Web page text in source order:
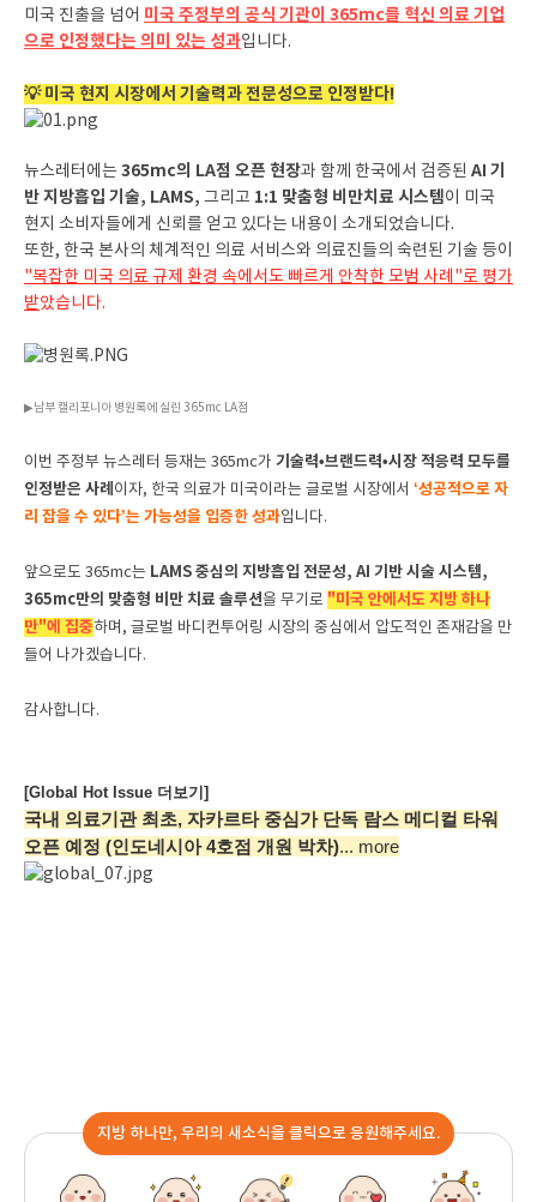
미국 진출을 넘어 미국 주정부의 공식 기관이 365mc를 혁신 의료 기업
으로 인정했다는 의미 있는 성과입니다.
💡 미국 현지 시장에서 기술력과 전문성으로 인정받다!
뉴스레터에는 365mc의 LA점 오픈 현장과 함께 한국에서 검증된 AI 기
반 지방흡입 기술, LAMS, 그리고 1:1 맞춤형 비만치료 시스템이 미국
현지 소비자들에게 신뢰를 얻고 있다는 내용이 소개되었습니다.
또한, 한국 본사의 체계적인 의료 서비스와 의료진들의 숙련된 기술 등이
"복잡한 미국 의료 규제 환경 속에서도 빠르게 안착한 모범 사례"로 평가
받았습니다.
▶남부 캘리포니아 병원록에 실린 365mc LA점
이번 주정부 뉴스레터 등재는 365mc가 기술력•브랜드력•시장 적응력 모두를
인정받은 사례 이자, 한국 의료가 미국이라는 글로벌 시장에서 ‘성공적으로 자
리 잡을 수 있다’는 가능성을 입증한 성과입니다.
앞으로도 365mc는 LAMS 중심의 지방흡입 전문성, AI 기반 시술 시스템,
365mc만의 맞춤형 비만 치료 솔루션을 무기로 "미국 안에서도 지방 하나
만"에 집중하며, 글로벌 바디컨투어링 시장의 중심에서 압도적인 존재감을 만
들어 나가겠습니다.
감사합니다.
[Global Hot Issue 더보기]
국내 의료기관 최초, 자카르타 중심가 단독 람스 메디컬 타워
오픈 예정 (인도네시아 4호점 개원 박차)... more
지방 하나만, 우리의 새소식을 클릭으로 응원해주세요.